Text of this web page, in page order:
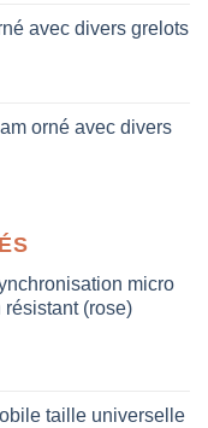
avec divers grelots
orné avec divers
micro
(rose)
taille universelle